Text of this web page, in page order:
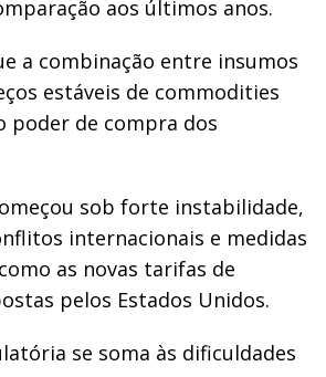
aos últimos anos.
a combinação entre insumos
estáveis de commodities
poder de compra dos
sob forte instabilidade,
internacionais e medidas
as novas tarifas de
pelos Estados Unidos.
se soma às dificuldades